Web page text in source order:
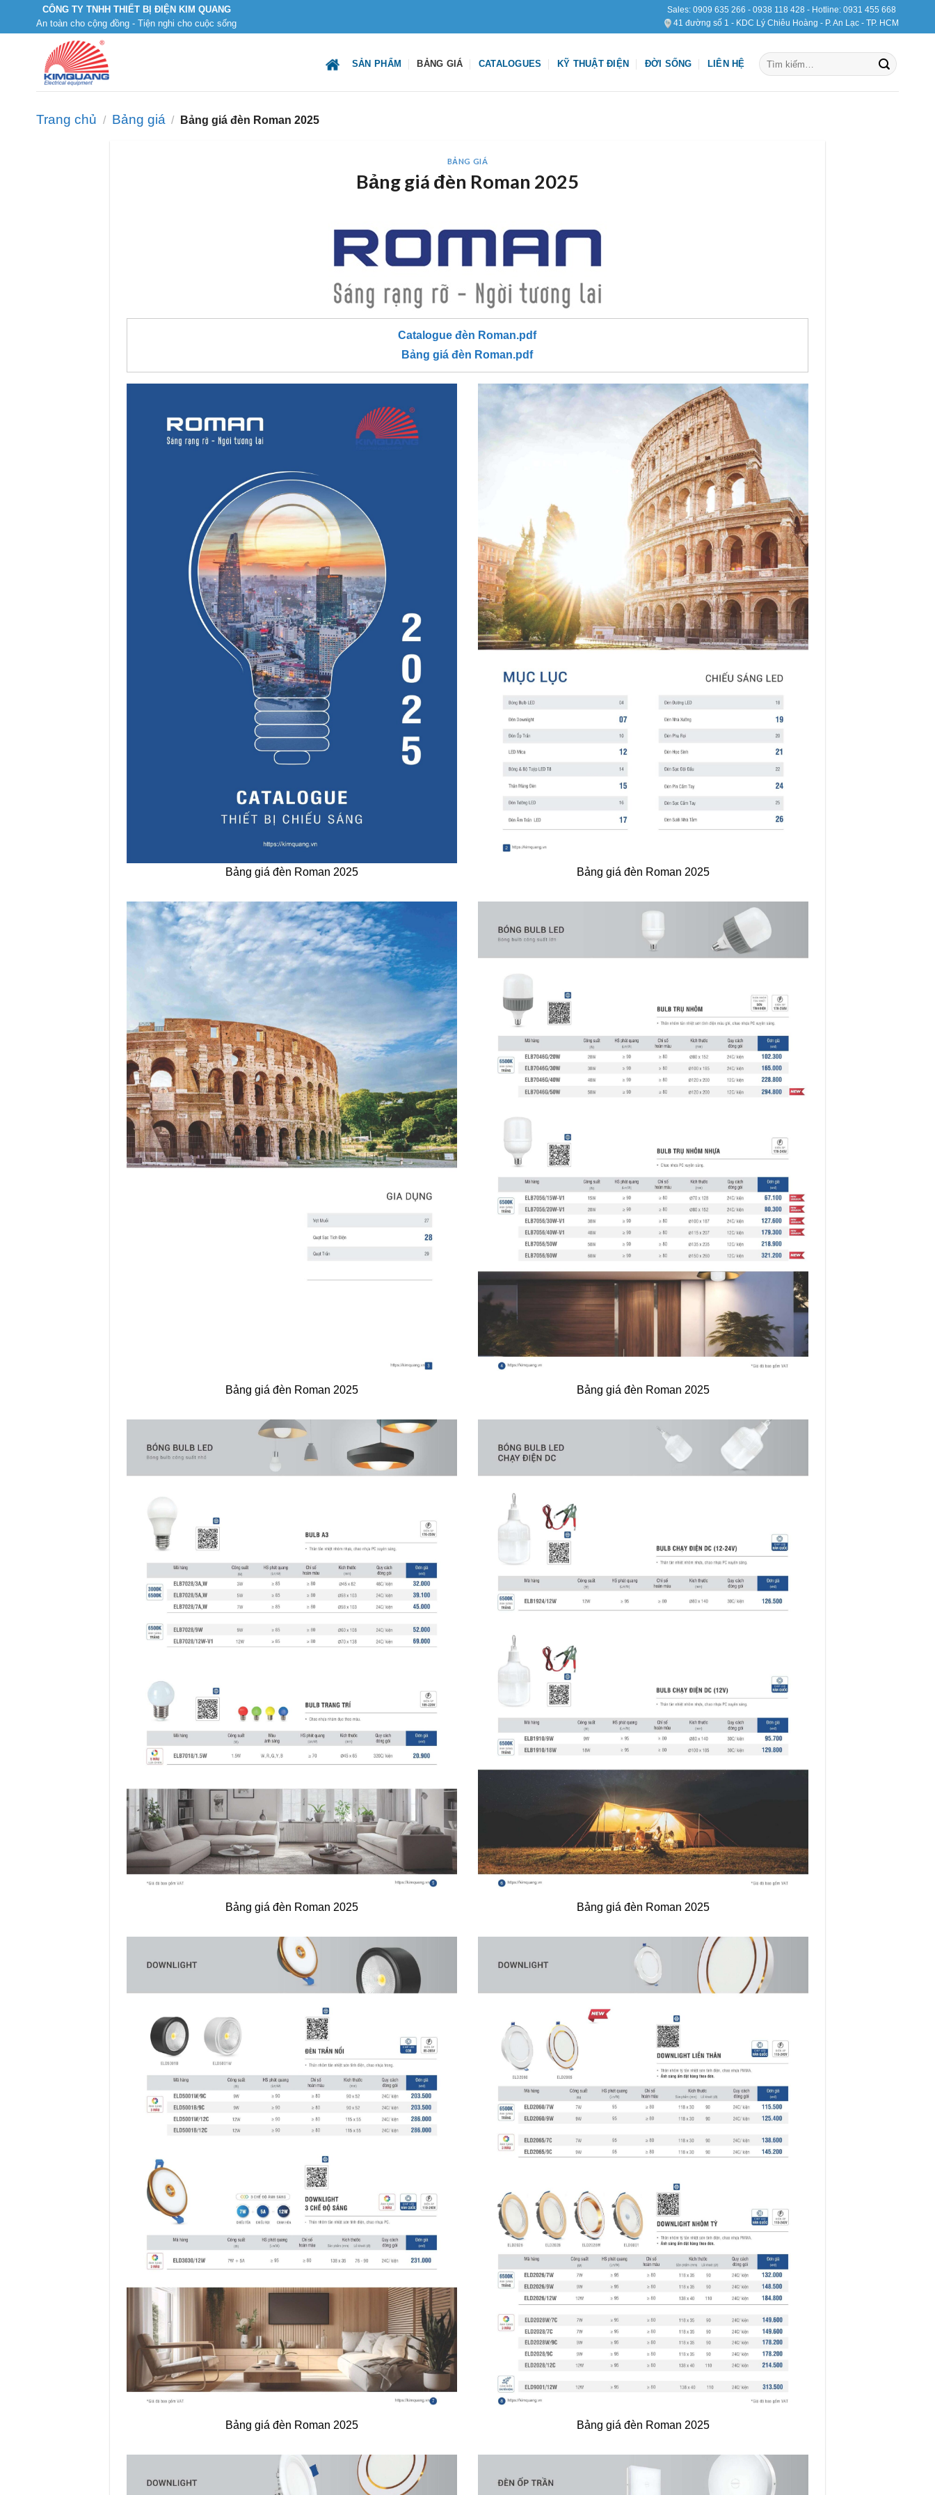
CÔNG TY TNHH THIẾT BỊ ĐIỆN KIM QUANG
An toàn cho cộng đồng - Tiện nghi cho cuộc sống
Sales: 0909 635 266 - 0938 118 428 - Hotline: 0931 455 668
41 đường số 1 - KDC Lý Chiêu Hoàng - P. An Lạc - TP. HCM
SẢN PHẨM BẢNG GIÁ CATALOGUES KỸ THUẬT ĐIỆN ĐỜI SỐNG LIÊN HỆ
Tìm
kiếm:
Trang chủ / Bảng giá / Bảng giá đèn Roman 2025
BẢNG GIÁ
Bảng giá đèn Roman 2025
Catalogue đèn Roman.pdf
Bảng giá đèn Roman.pdf
Bảng giá đèn Roman 2025 Bảng giá đèn Roman 2025
Bảng giá đèn Roman 2025 Bảng giá đèn Roman 2025
Bảng giá đèn Roman 2025 Bảng giá đèn Roman 2025
Bảng giá đèn Roman 2025 Bảng giá đèn Roman 2025